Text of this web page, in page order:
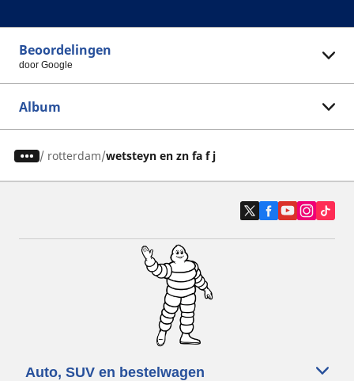
Beoordelingen
door Google
Album
/ rotterdam wetsteyn en zn fa f j
Auto, SUV en bestelwagen